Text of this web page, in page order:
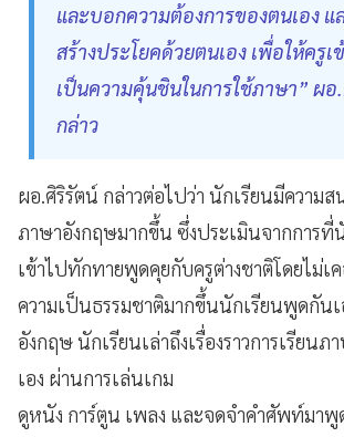
และบอกความต้องการของตนเอง
สร้างประโยคด้วยตนเอง เพื่อให้ครูเ
เป็นความคุ้นชินในการใช้ภาษา” ผ
กล่าว
ผอ.ศิริรัตน์ กล่าวต่อไปว่า นักเรียนมีความส
ภาษาอังกฤษมากขึ้น ซึ่งประเมินจากการที่
เข้าไปทักทายพูดคุยกับครูต่างชาติโดยไม่เ
ความเป็นธรรมชาติมากขึ้นนักเรียนพูดกันเ
อังกฤษ นักเรียนเล่าถึงเรื่องราวการเรียนภ
เอง ผ่านการเล่นเกม
ดูหนัง การ์ตูน เพลง และจดจำคำศัพท์มาพู